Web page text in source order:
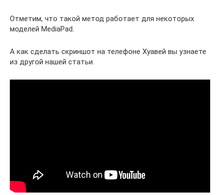
Отметим, что такой метод работает для некоторых
моделей MediaPad.
А как сделать скриншот на телефоне Хуавей вы узнаете
из другой нашей статьи.